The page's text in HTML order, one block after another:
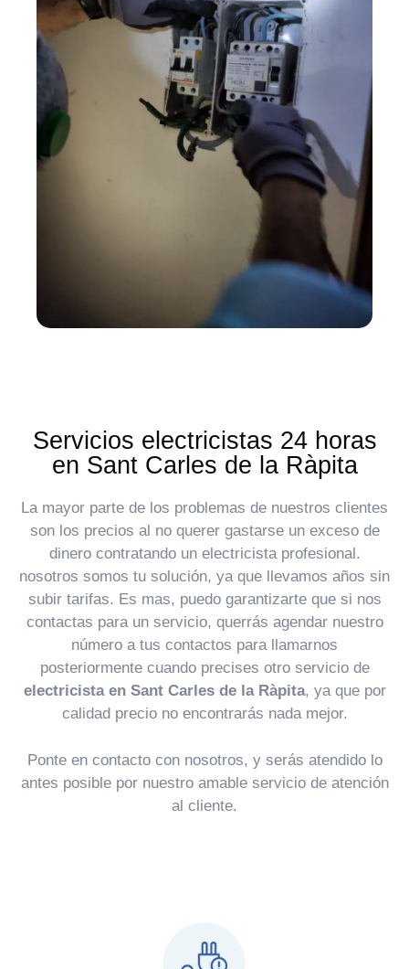
Servicios electricistas 24 horas
en Sant Carles de la Ràpita
La mayor parte de los problemas de nuestros clientes
son los precios al no querer gastarse un exceso de
dinero contratando un electricista profesional.
nosotros somos tu solución, ya que llevamos años sin
subir tarifas. Es mas, puedo garantizarte que si nos
contactas para un servicio, querrás agendar nuestro
número a tus contactos para llamarnos
posteriormente cuando precises otro servicio de
electricista en Sant Carles de la Ràpita, ya que por
calidad precio no encontrarás nada mejor.
Ponte en contacto con nosotros, y serás atendido lo
antes posible por nuestro amable servicio de atención
al cliente.